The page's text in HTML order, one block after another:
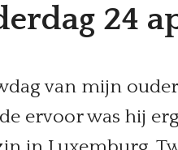
24
van mijn
ervoor was hij